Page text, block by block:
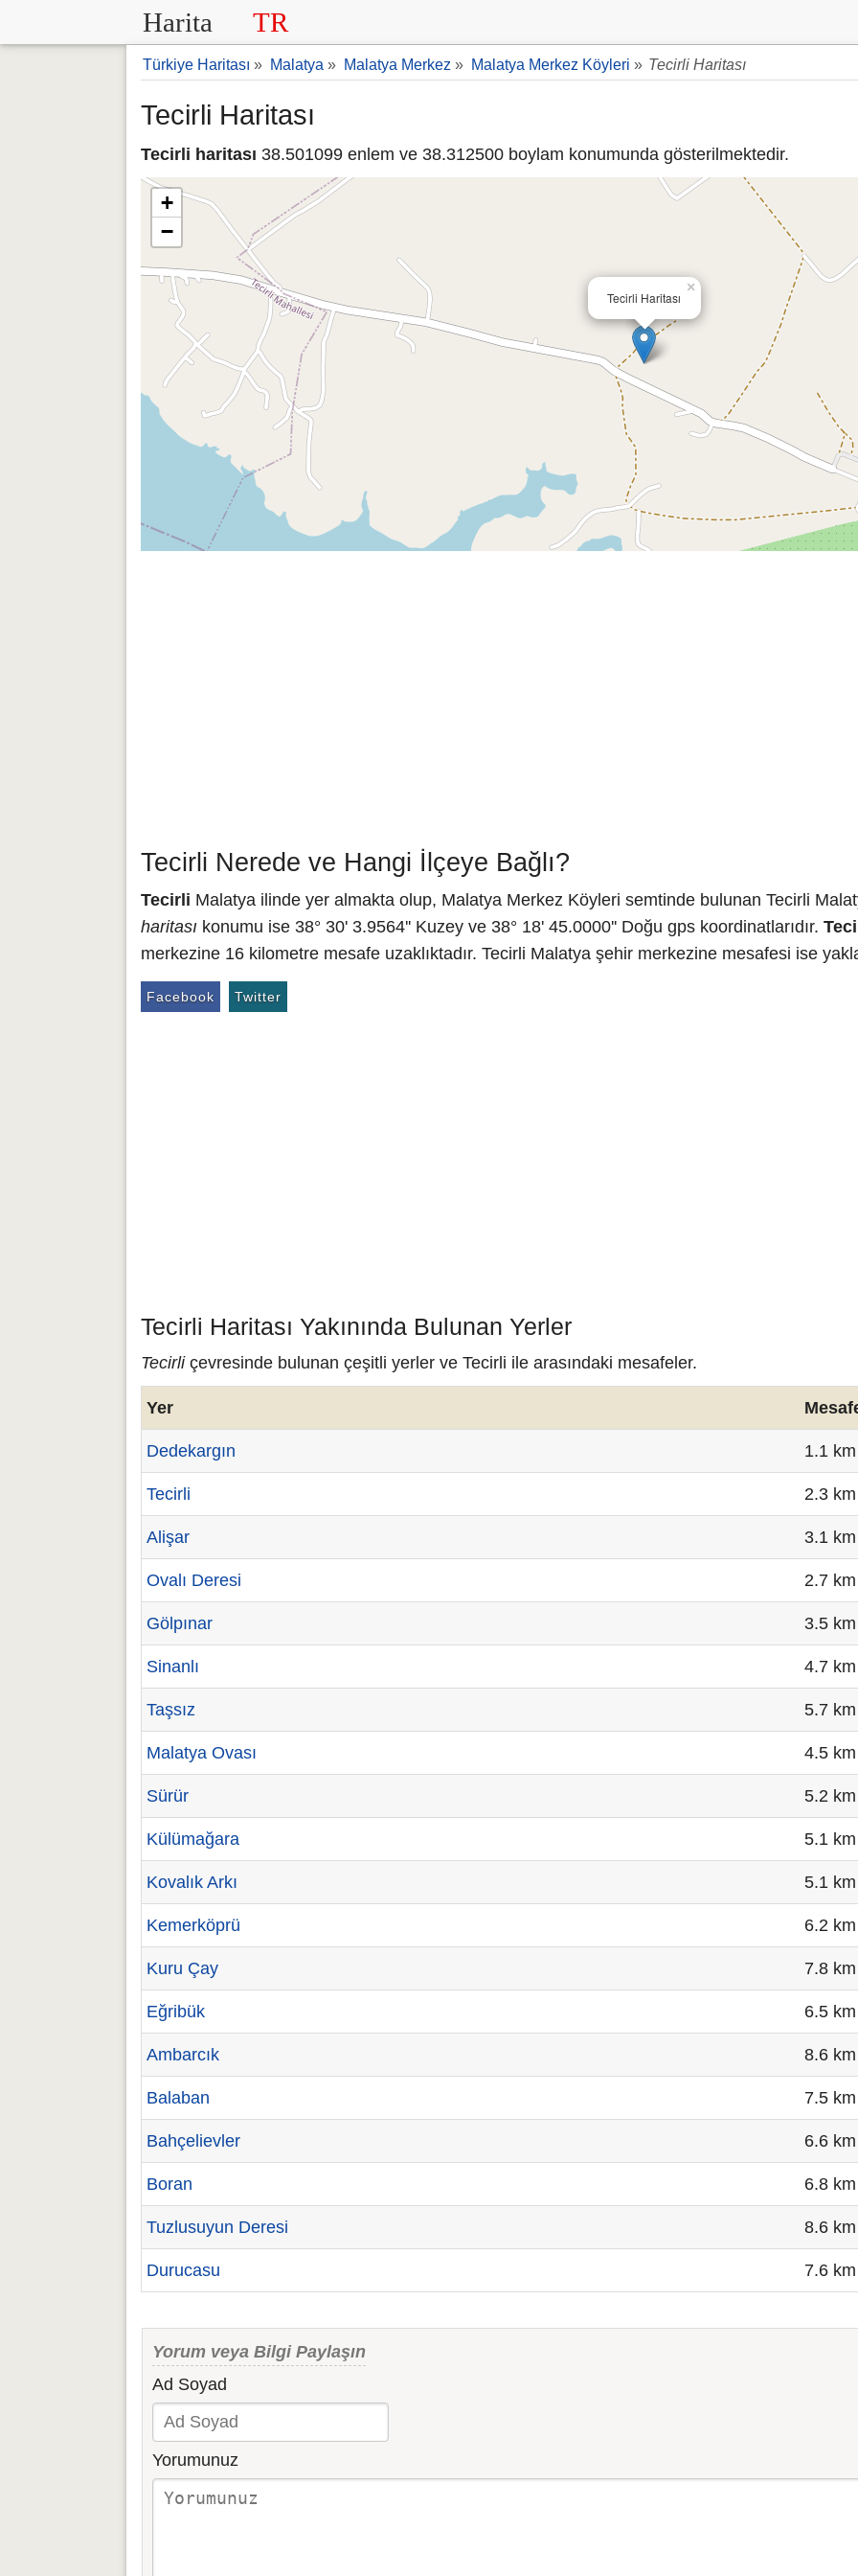
Harita TR
Türkiye Haritası » Malatya » Malatya Merkez » Malatya Merkez Köyleri » Tecirli Haritası
Tecirli Haritası
Tecirli haritası 38.501099 enlem ve 38.312500 boylam konumunda gösterilmektedir.
Tecirli Haritası
×
+
−
Tecirli Nerede ve Hangi İlçeye Bağlı?
Tecirli Malatya ilinde yer almakta olup, Malatya Merkez Köyleri semtinde bulunan Tecirli
haritası konumu ise 38° 30' 3.9564'' Kuzey ve 38° 18' 45.0000'' Doğu gps koordinatlarıdır.
merkezine 16 kilometre mesafe uzaklıktadır. Tecirli Malatya şehir merkezine mesafesi ise
Facebook Twitter
Tecirli Haritası Yakınında Bulunan Yerler
Tecirliçevresinde bulunan çeşitli yerler ve Tecirli ile arasındaki mesafeler.
Yer
Dedekargın 1.1 km
Tecirli 2.3 km
Alişar 3.1 km
Ovalı Deresi 2.7 km
Gölpınar 3.5 km
Sinanlı 4.7 km
Taşsız 5.7 km
Malatya Ovası 4.5 km
Sürür 5.2 km
Külümağara 5.1 km
Kovalık Arkı 5.1 km
Kemerköprü 6.2 km
Kuru Çay 7.8 km
Eğribük 6.5 km
Ambarcık 8.6 km
Balaban 7.5 km
Bahçelievler 6.6 km
Boran 6.8 km
Tuzlusuyun Deresi 8.6 km
Durucasu 7.6 km
Yorum veya Bilgi Paylaşın
Ad Soyad
Yorumunuz